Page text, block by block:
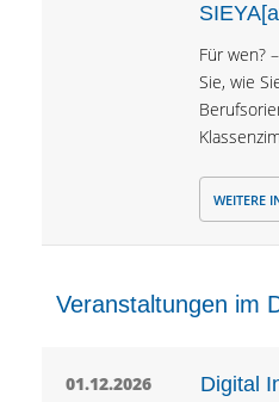
Für wen?
Sie, wie
WEITERE
Veranstaltungen im
01.12.2026 Digital